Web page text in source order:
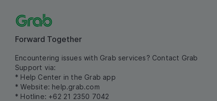
Forward Together
Encountering issues with Grab services? Contact Grab
Support via:
* Help Center in the Grab app
* Website: help.grab.com
* Hotline: +62 21 2350 7042